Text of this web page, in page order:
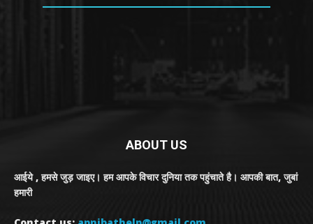
ABOUT US
आईये , हमसे जुड़ जाइए। हम आपके विचार दुनिया तक पहुंचाते है। आपकी बात, जुबां
हमारी